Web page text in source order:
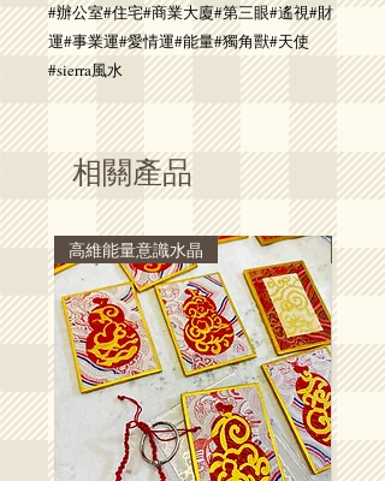
#辦公室#住宅#商業大廈#第三眼#遙視#財
運#事業運#愛情運#能量#獨角獸#天使
#sierra風水
相關產品
高維能量意識水晶 高維